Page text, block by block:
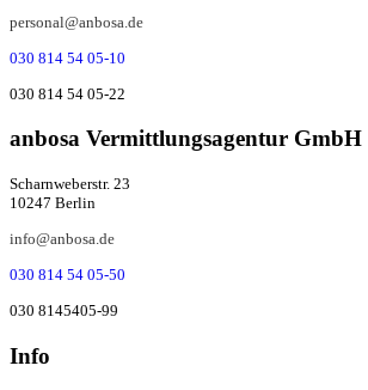
personal@anbosa.de
030 814 54 05-10
030 814 54 05-22
anbosa Ver­mitt­lungs­agen­tur GmbH
Scharnweberstr. 23
10247 Berlin
info@anbosa.de
030 814 54 05-50
030 8145405-99
Info